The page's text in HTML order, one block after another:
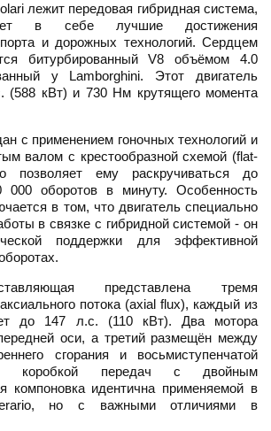
лежит передовая гибридная система,
в себе лучшие достижения
и дорожных технологий. Сердцем
битурбированный V8 объёмом 4.0
у Lamborghini. Этот двигатель
(588 кВт) и 730 Нм крутящего момента
с применением гоночных технологий и
валом с крестообразной схемой (flat-
позволяет ему раскручиваться до
000 оборотов в минуту. Особенность
в том, что двигатель специально
в связке с гибридной системой - он
поддержки для эффективной
представлена тремя
потока (axial flux), каждый из
до 147 л.с. (110 кВт). Два мотора
оси, а третий размещён между
сгорания и восьмиступенчатой
коробкой передач с двойным
компоновка идентична применяемой в
но с важными отличиями в